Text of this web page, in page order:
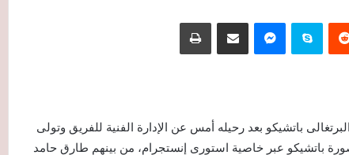
سكايب
باتشيكو بعد رحيله أمس عن الإدارة الفنية للفريق وتولى
باتشيكو عبر خاصية استورى إنستجرام، من بينهم طارق حامد